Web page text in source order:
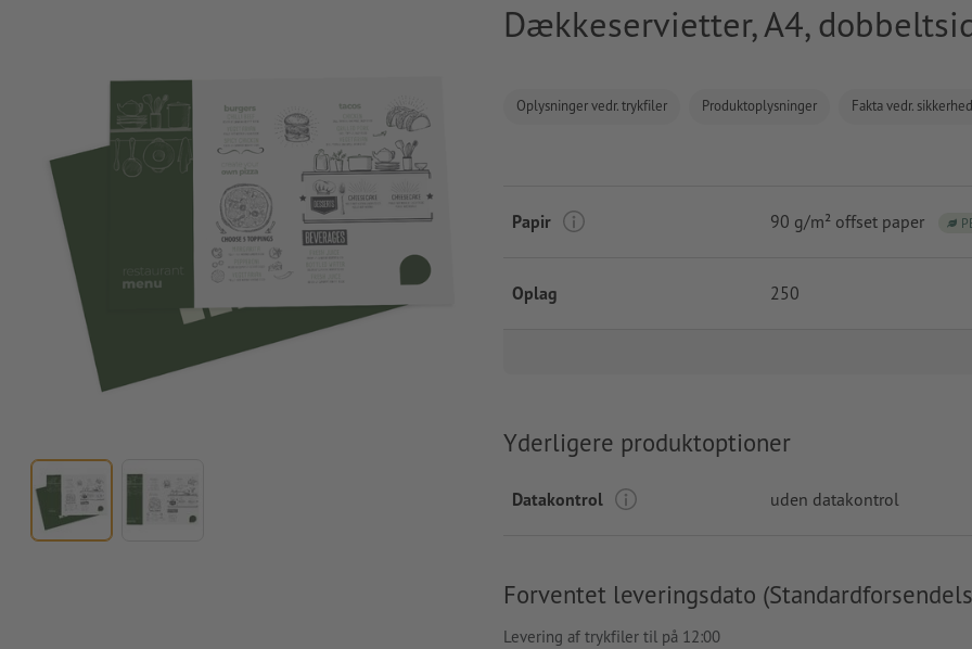
Dækkeservietter, A4,
Oplysninger vedr. trykfiler Produktoplysninger Fakta vedr.
Papir 90 g/m² offset paper
Oplag 250
Yderligere produktoptioner
Datakontrol uden datakontrol
Forventet leveringsdato
Levering af trykfiler til på 12:00